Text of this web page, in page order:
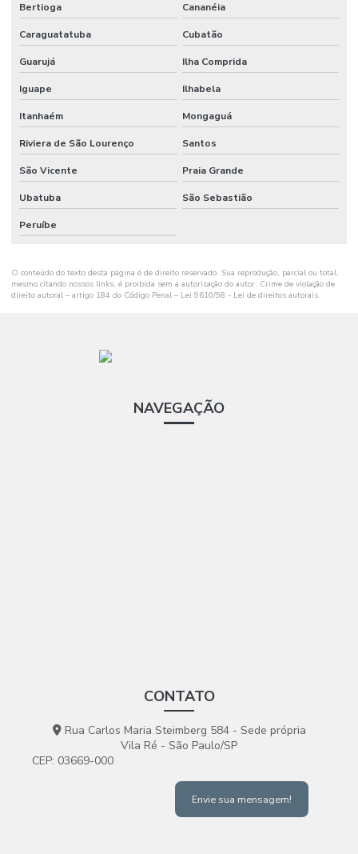
Bertioga
Cananéia
Caraguatatuba Cubatão
Guarujá Ilha Comprida
Iguape Ilhabela
Itanhaém Mongaguá
Riviera de São Lourenço Santos
São Vicente Praia Grande
Ubatuba São Sebastião
Peruíbe
O conteúdo do texto desta página é de direito reservado. Sua reprodução, parcial ou total,
mesmo citando nossos links, é proibida sem a autorização do autor. Crime de violação de
direito autoral – artigo 184 do Código Penal – Lei 9610/98 - Lei de direitos autorais.
NAVEGAÇÃO
CONTATO
Rua Carlos Maria Steimberg 584 - Sede própria
Vila Ré - São Paulo/SP
CEP: 03669-000
Envie sua mensagem!